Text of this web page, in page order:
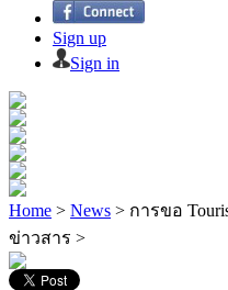
Sign up
Sign in
Home > News > การขอ
ข่าวสาร >